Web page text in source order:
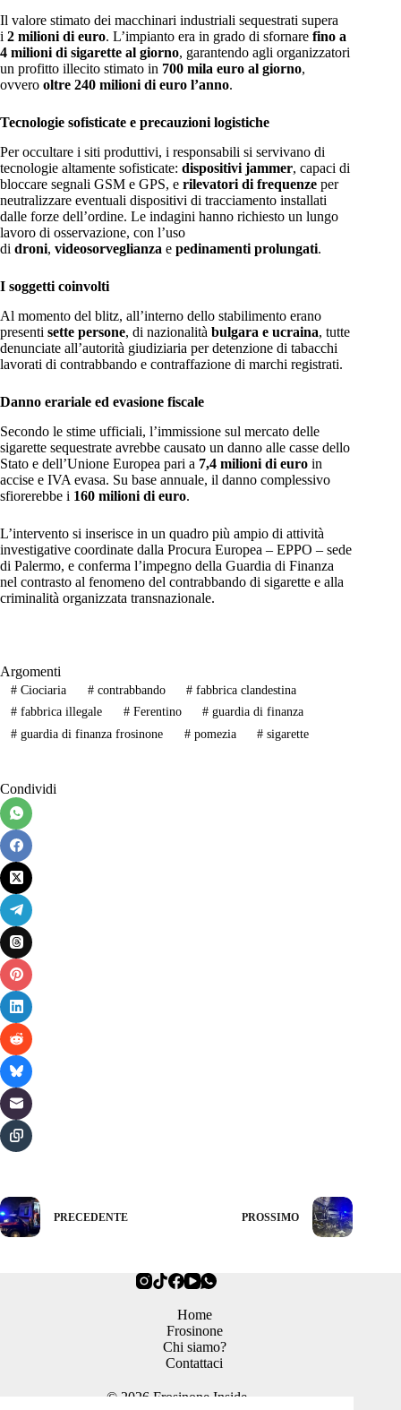
Il valore stimato dei macchinari industriali sequestrati supera
i 2 milioni di euro. L’impianto era in grado di sfornare fino a
4 milioni di sigarette al giorno, garantendo agli organizzatori
un profitto illecito stimato in 700 mila euro al giorno,
ovvero oltre 240 milioni di euro l’anno.
Tecnologie sofisticate e precauzioni logistiche
Per occultare i siti produttivi, i responsabili si servivano di
tecnologie altamente sofisticate: dispositivi jammer, capaci di
bloccare segnali GSM e GPS, e rilevatori di frequenze per
neutralizzare eventuali dispositivi di tracciamento installati
dalle forze dell’ordine. Le indagini hanno richiesto un lungo
lavoro di osservazione, con l’uso
di droni, videosorveglianza e pedinamenti prolungati.
I soggetti coinvolti
Al momento del blitz, all’interno dello stabilimento erano
presenti sette persone, di nazionalità bulgara e ucraina, tutte
denunciate all’autorità giudiziaria per detenzione di tabacchi
lavorati di contrabbando e contraffazione di marchi registrati.
Danno erariale ed evasione fiscale
Secondo le stime ufficiali, l’immissione sul mercato delle
sigarette sequestrate avrebbe causato un danno alle casse dello
Stato e dell’Unione Europea pari a 7,4 milioni di euro in
accise e IVA evasa. Su base annuale, il danno complessivo
sfiorerebbe i 160 milioni di euro.
L’intervento si inserisce in un quadro più ampio di attività
investigative coordinate dalla Procura Europea – EPPO – sede
di Palermo, e conferma l’impegno della Guardia di Finanza
nel contrasto al fenomeno del contrabbando di sigarette e alla
criminalità organizzata transnazionale.
Argomenti
#Ciociaria #contrabbando # fabbrica clandestina
#fabbrica illegale #Ferentino # guardia di finanza
#guardia di finanza frosinone #pomezia # sigarette
Condividi
PRECEDENTE PROSSIMO
Home
Frosinone
Chi siamo?
Contattaci
© 2026 Frosinone Inside